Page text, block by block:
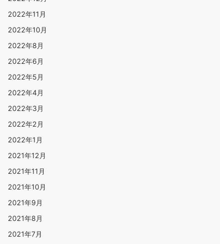
2022年11月
2022年10月
2022年8月
2022年6月
2022年5月
2022年4月
2022年3月
2022年2月
2022年1月
2021年12月
2021年11月
2021年10月
2021年9月
2021年8月
2021年7月